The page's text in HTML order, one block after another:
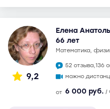
9,2
Елена
66 лет
математика,
52 отзыва,136
можно
от 6 000 руб. /